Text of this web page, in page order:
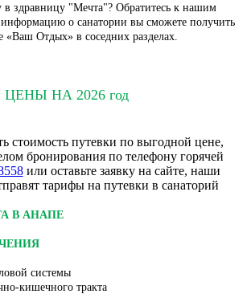
в здравницу "Мечта"? Обратитесь к нашим
о санатории вы сможете получить
«Ваш Отдых» в соседних разделах.
ЦЕНЫ НА 2026 год
стоимость путевки по выгодной цене,
бронирования по телефону горячей
или оставьте заявку на сайте, наши
тарифы на путевки в санаторий
В АНАПЕ
системы
кишечного тракта